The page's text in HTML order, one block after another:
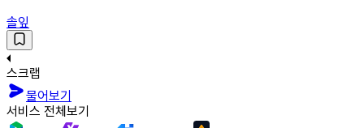
솔잎
스크랩
물어보기
서비스 전체보기